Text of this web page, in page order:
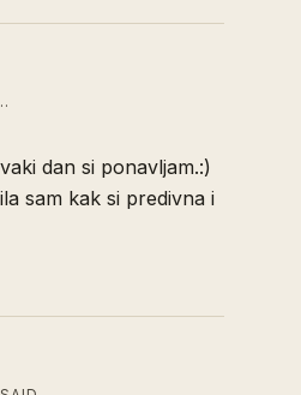
dan si ponavljam.:)
sam kak si predivna i